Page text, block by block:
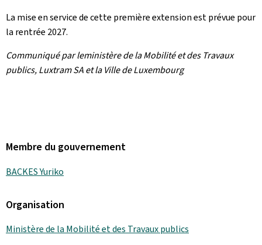
La mise en service de cette première extension est prévue pour
la rentrée 2027.
Communiqué par leministère de la Mobilité et des Travaux
publics, Luxtram SA et la Ville de Luxembourg
Membre du gouvernement
BACKES Yuriko
Organisation
Ministère de la Mobilité et des Travaux publics